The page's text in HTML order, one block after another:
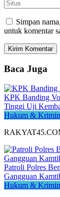
Simpan
untuk komentar
Baca Juga
KPK Banding
Tinggi Uji
Hukum &
Patroli Polres
Gangguan
Hukum &